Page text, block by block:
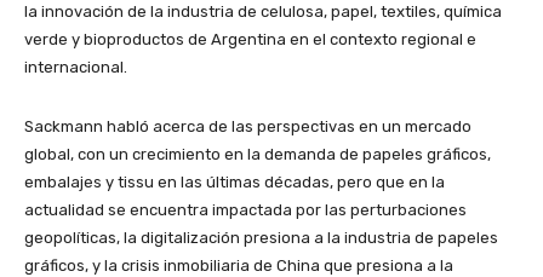
la innovación de la industria de celulosa, papel, textiles, química
verde y bioproductos de Argentina en el contexto regional e
internacional.
Sackmann habló acerca de las perspectivas en un mercado
global, con un crecimiento en la demanda de papeles gráficos,
embalajes y tissu en las últimas décadas, pero que en la
actualidad se encuentra impactada por las perturbaciones
geopolíticas, la digitalización presiona a la industria de papeles
gráficos, y la crisis inmobiliaria de China que presiona a la